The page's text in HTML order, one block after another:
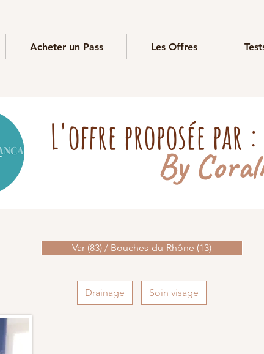
Acheter un Pass Les Offres
L'offre proposée par :
By
Var (83) / Bouches-du-Rhône (13)
Drainage Soin visage